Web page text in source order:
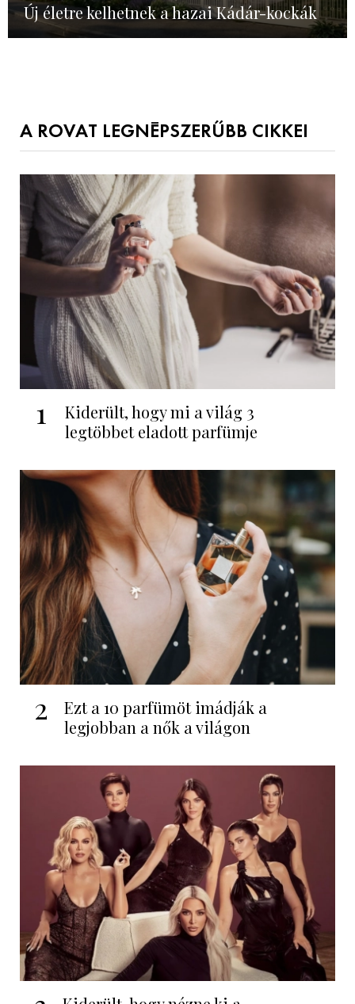
Új életre kelhetnek a hazai Kádár-kockák
A ROVAT LEGNÉPSZERŰBB CIKKEI
1
Kiderült, hogy mi a világ 3
legtöbbet eladott parfümje
2
Ezt a 10 parfümöt imádják a
legjobban a nők a világon